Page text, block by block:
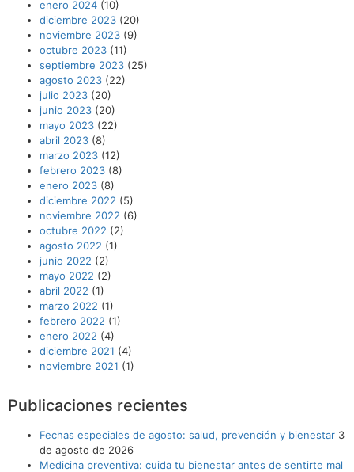
enero 2024 (10)
diciembre 2023 (20)
noviembre 2023 (9)
octubre 2023 (11)
septiembre 2023 (25)
agosto 2023 (22)
julio 2023 (20)
junio 2023 (20)
mayo 2023 (22)
abril 2023 (8)
marzo 2023 (12)
febrero 2023 (8)
enero 2023 (8)
diciembre 2022 (5)
noviembre 2022 (6)
octubre 2022 (2)
agosto 2022 (1)
junio 2022 (2)
mayo 2022 (2)
abril 2022 (1)
marzo 2022 (1)
febrero 2022 (1)
enero 2022 (4)
diciembre 2021 (4)
noviembre 2021 (1)
Publicaciones recientes
Fechas especiales de agosto: salud, prevención y bienestar 3
de agosto de 2026
Medicina preventiva: cuida tu bienestar antes de sentirte mal